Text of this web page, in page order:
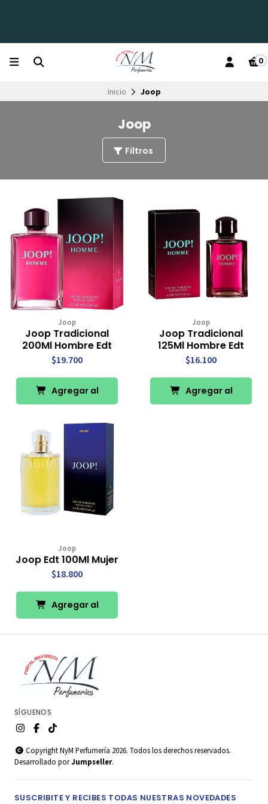
0
Inicio Joop
Joop
Filtros
Joop
Joop Tradicional
200Ml Hombre Edt
$19.700
Agregar al
Joop
Joop Tradicional
125Ml Hombre Edt
$16.100
Agregar al
Joop
Joop Edt 100Ml Mujer
$18.800
Agregar al
Carro
SÍGUENOS
Copyright NyM Perfumería 2026. Todos los derechos reservados.
Desarrollado porJumpseller.
SUSCRIBITE Y RECIBES TODAS NUESTRAS NOVEDADES